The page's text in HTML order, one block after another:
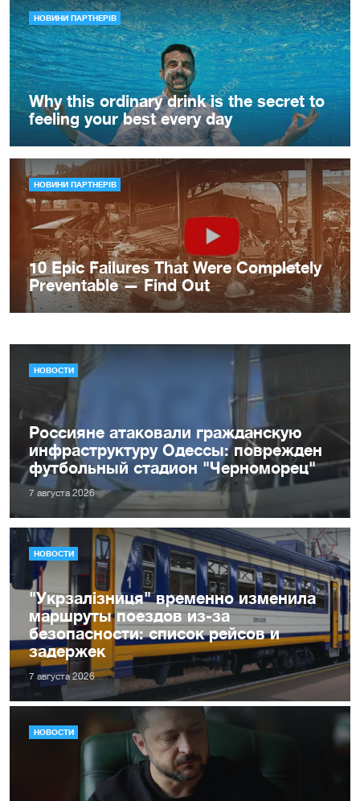
НОВОСТИ
Россияне атаковали гражданскую
инфраструктуру Одессы: поврежден
футбольный стадион "Черноморец"
7 августа 2026
НОВОСТИ
"Укрзалізниця" временно изменила
маршруты поездов из-за
безопасности: список рейсов и
задержек
7 августа 2026
НОВОСТИ